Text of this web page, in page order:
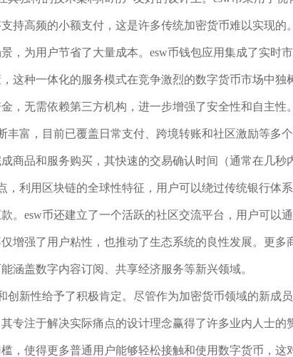
持高频的小额支付，这是许多传统加密货币难以实现的
，为用户节省了大量成本。esw币钱包应用集成了实时
这种一体化的服务模式在竞争激烈的数字货币市场中独
，无需依赖第三方机构，进一步增强了安全性和自主性。
丰富，目前已覆盖日常支付、跨境转账和社区激励等多
商品和服务购买，其快速的交易确认时间（通常在几秒
，利用区块链的全球性特征，用户可以绕过传统银行体
。esw币还建立了一个活跃的社区交流平台，用户可以
增强了用户粘性，也推动了生态系统的良性发展。更多
涵盖数字内容订阅、共享经济服务等新兴领域。
创新性给予了积极肯定。尽管作为加密货币领域的新成
专注于解决实际痛点的设计理念赢得了许多业内人士的
，使得更多普通用户能够轻松接触和使用数字货币，这